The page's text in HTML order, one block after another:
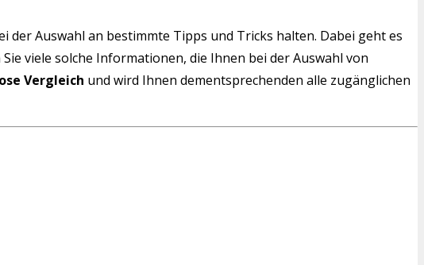
Auswahl an bestimmte Tipps und Tricks halten. Dabei geht es
viele solche Informationen, die Ihnen bei der Auswahl von
Vergleich und wird Ihnen dementsprechenden alle zugänglichen